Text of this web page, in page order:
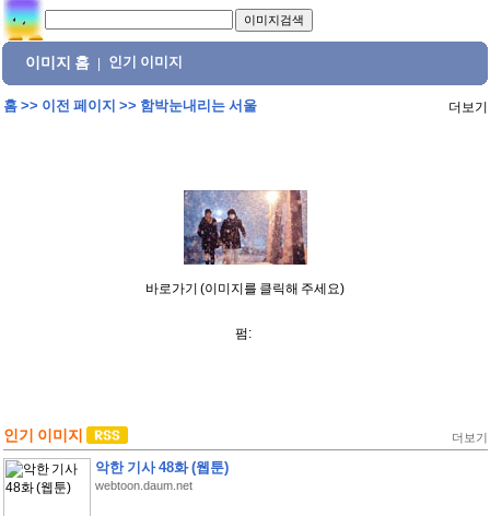
이미지 홈 인기 이미지
홈>> 이전 페이지 >> 함박눈내리는 서울 더보기
바로가기 (이미지를 클릭해 주세요)
펌:
인기 이미지 더보기
악한 기사 48화 (웹툰)
webtoon.daum.net